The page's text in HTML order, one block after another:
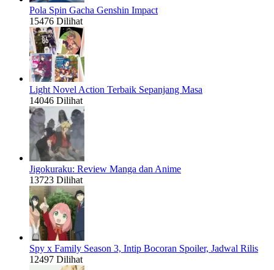
Pola Spin Gacha Genshin Impact
15476 Dilihat
Light Novel Action Terbaik Sepanjang Masa
14046 Dilihat
Jigokuraku: Review Manga dan Anime
13723 Dilihat
Spy x Family Season 3, Intip Bocoran Spoiler, Jadwal Rilis
12497 Dilihat